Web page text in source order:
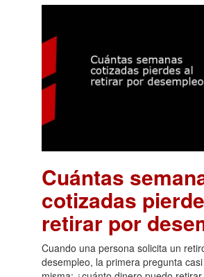
Cuántas
cotizadas
retirar por
Cuando una persona solicita un
desempleo, la primera pregunta